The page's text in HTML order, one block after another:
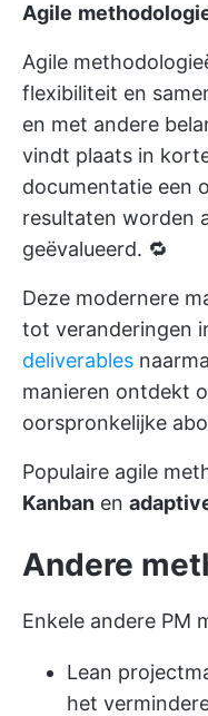
Agile
Agile
flexibiliteit en
en met andere
vindt plaats in
documentatie een
resultaten worden
geëvalueerd. 🔁
Deze modernere
tot veranderingen
deliverables
manieren ontdekt
oorspronkelijke
Populaire agile
Kanban en
Andere
Enkele andere PM
Lean
het